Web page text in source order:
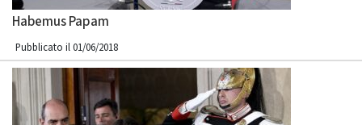
Habemus Papam
Pubblicato il 01/06/2018